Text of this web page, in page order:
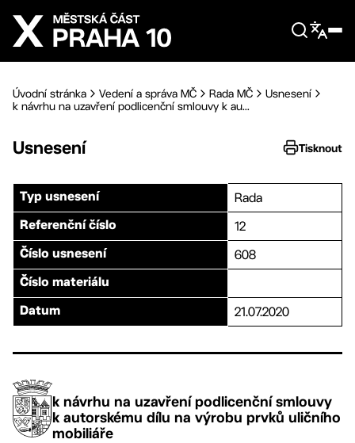
Přejít na hlavní obsah
Úvodní stránka Vedení a správa MČ Rada MČ
Usnesení
k návrhu na uzavření podlicenční smlouvy k au...
Usnesení Tisknout
Typ usnesení Rada
Referenční číslo 12
Číslo usnesení 608
Číslo materiálu
Datum 21.07.2020
k návrhu na uzavření podlicenční smlouvy
k autorskému dílu na výrobu prvků uličního
mobiliáře